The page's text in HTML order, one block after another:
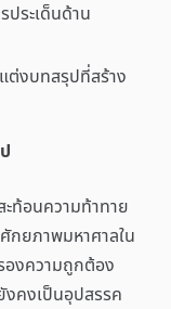
ประเด็นด้าน
ต่งบทสรุปที่สร้าง
ะท้อนความท้าทาย
กยภาพมหาศาลใน
องความถูกต้อง
คงเป็นอุปสรรค